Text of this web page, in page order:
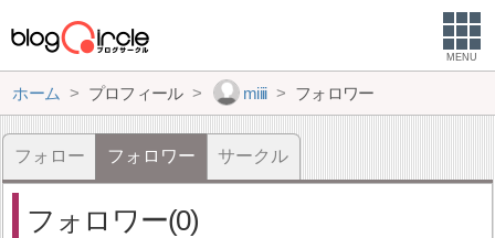
MENU
ホーム プロフィール miiii フォロワー
フォロー フォロワー サークル
フォロワー(0)